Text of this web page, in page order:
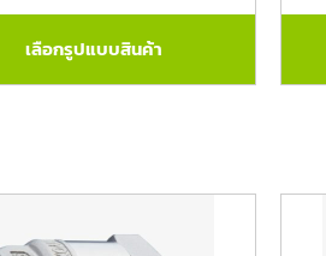
เลือกรูปแบบสินค้า